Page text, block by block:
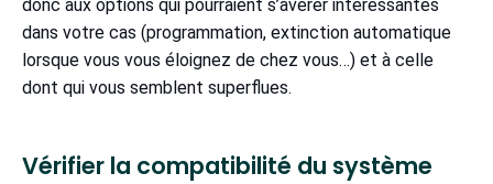
donc aux options qui pourraient s’avérer intéressantes
dans votre cas (programmation, extinction automatique
lorsque vous vous éloignez de chez vous…) et à celle
dont qui vous semblent superflues.
Vérifier la compatibilité du système